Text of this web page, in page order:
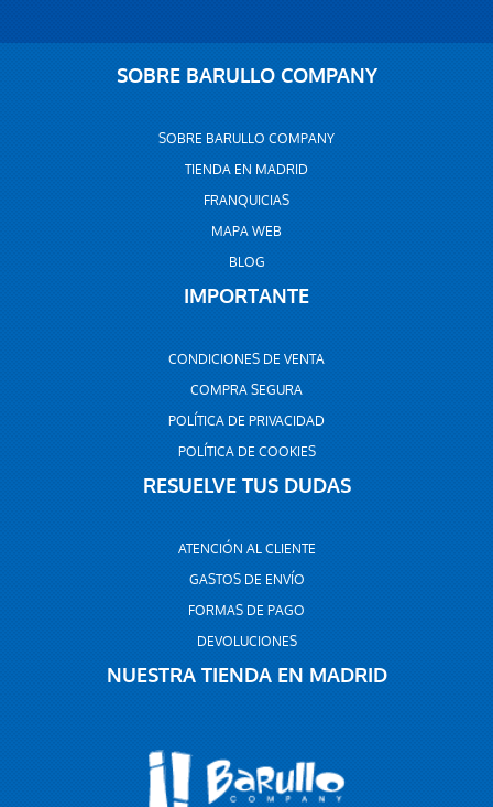
SOBRE BARULLO COMPANY
SOBRE BARULLO COMPANY
TIENDA EN MADRID
FRANQUICIAS
MAPA WEB
BLOG
IMPORTANTE
CONDICIONES DE VENTA
COMPRA SEGURA
POLÍTICA DE PRIVACIDAD
POLÍTICA DE COOKIES
RESUELVE TUS DUDAS
ATENCIÓN AL CLIENTE
GASTOS DE ENVÍO
FORMAS DE PAGO
DEVOLUCIONES
NUESTRA TIENDA EN MADRID